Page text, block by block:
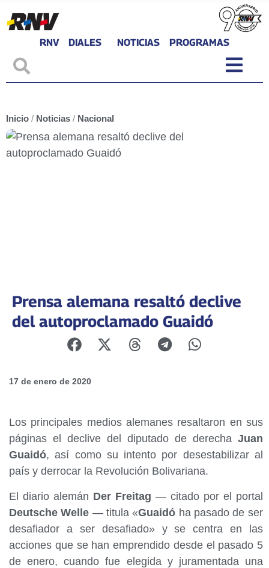
RNV DIALES NOTICIAS PROGRAMAS
Inicio / Noticias / Nacional
Prensa alemana resaltó declive
del autoproclamado Guaidó
17 de enero de 2020
Los principales medios alemanes resaltaron en sus
páginas el declive del diputado de derecha Juan
Guaidó, así como su intento por desestabilizar al
país y derrocar la Revolución Bolivariana.
El diario alemán Der Freitag — citado por el portal
Deutsche Welle — titula «Guaidó ha pasado de ser
desafiador a ser desafiado» y se centra en las
acciones que se han emprendido desde el pasado 5
de enero, cuando fue elegida y juramentada una